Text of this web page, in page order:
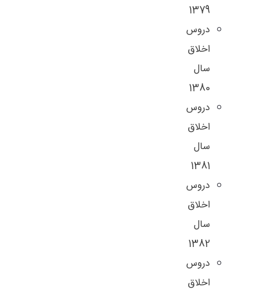
1379
دروس
اخلاق
سال
1380
دروس
اخلاق
سال
1381
دروس
اخلاق
سال
1382
دروس
اخلاق